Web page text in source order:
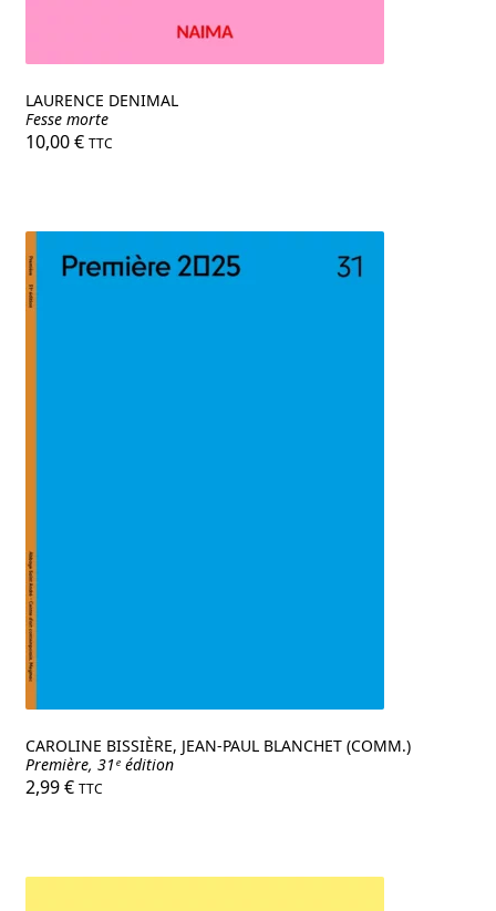
LAURENCE DENIMAL
Fesse morte
10,00€ TTC
CAROLINE BISSIÈRE, JEAN-PAUL BLANCHET (COMM.)
Première, 31ᵉ édition
2,99€ TTC